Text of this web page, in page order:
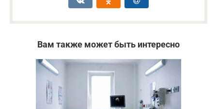
Вам также может быть интересно